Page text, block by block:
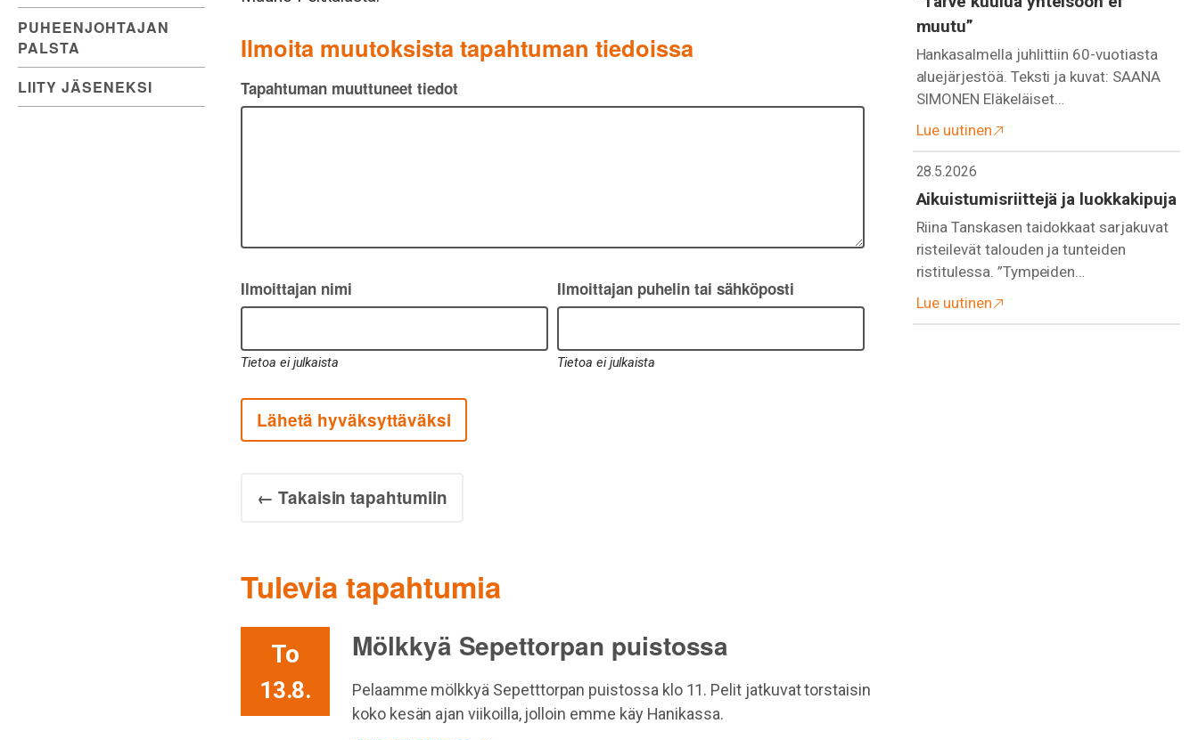
PUHEENJOHTAJAN
PALSTA
LIITY JÄSENEKSI
Ilmoita muutoksista tapahtuman tiedoissa
Tapahtuman muuttuneet tiedot
Ilmoittajan nimi
Tietoa ei julkaista
Ilmoittajan puhelin tai sähköposti
Tietoa ei julkaista
Lähetä hyväksyttäväksi
← Takaisin tapahtumiin
Tulevia tapahtumia
To
13.8.
Mölkkyä Sepettorpan puistossa
Pelaamme mölkkyä Sepetttorpan puistossa klo 11. Pelit jatkuvat torstaisin
koko kesän ajan viikoilla, jolloin emme käy Hanikassa.
muutu”
Hankasalmella juhlittiin 60-vuotiasta
aluejärjestöä. Teksti ja kuvat: SAANA
SIMONEN Eläkeläiset…
Lue uutinen
28.5.2026
Aikuistumisriittejä ja luokkakipuja
Riina Tanskasen taidokkaat sarjakuvat
risteilevät talouden ja tunteiden
ristitulessa. ”Tympeiden…
Lue uutinen